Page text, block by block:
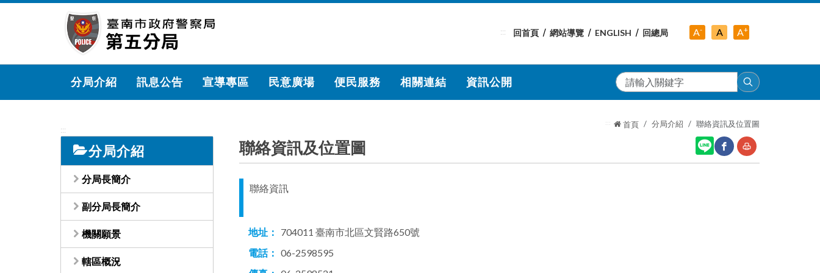
跳
內
::: 回首頁 網站導覽 ENGLISH 回總局 A-
級
A中
A+
級
分局介紹 訊息公告 宣導專區 民意廣場 便民服務 相關連結 資訊公開
搜
尋
:::
分局介紹
分局長簡介
副分局長簡介
機關願景
轄區概況
::: 首頁 分局介紹 聯絡資訊及位置圖
聯絡資訊及位置圖
聯絡資訊
地址：
704011 臺南市北區文賢路650號
電話： 06-2598595